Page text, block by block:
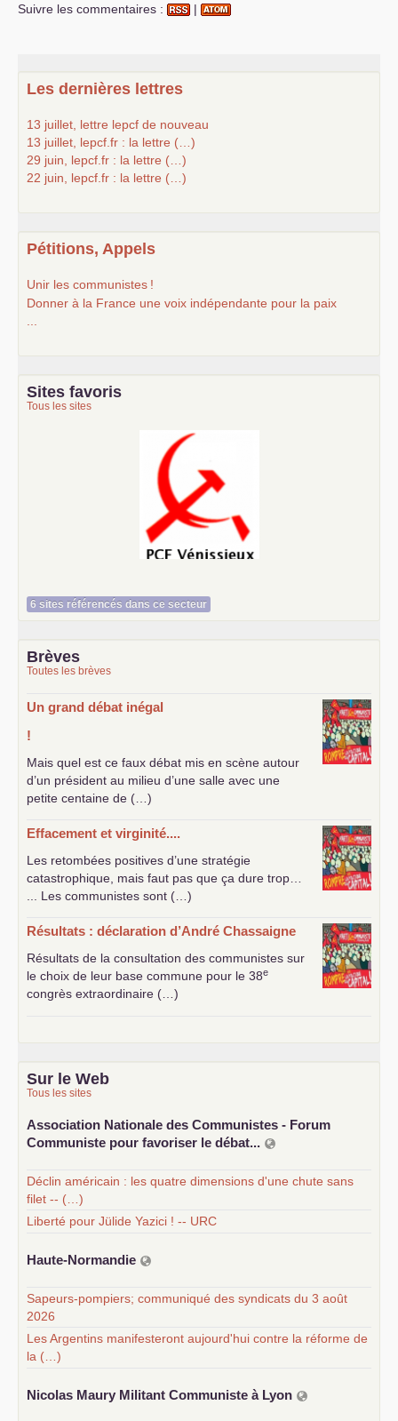
Suivre les commentaires : |
Les dernières lettres
13 juillet, lettre lepcf de nouveau
13 juillet, lepcf.fr : la lettre (…)
29 juin, lepcf.fr : la lettre (…)
22 juin, lepcf.fr : la lettre (…)
Pétitions, Appels
Unir les communistes !
Donner à la France une voix indépendante pour la paix
Sites favoris
Tous les sites
Le Vénissian
6 sites référencés dans ce secteur
Brèves
Toutes les brèves
Un grand débat inégal
!
Mais quel est ce faux débat mis en scène autour
d’un président au milieu d’une salle avec une
petite centaine de (…)
Effacement et virginité....
Les retombées positives d’une stratégie
catastrophique, mais faut pas que ça dure trop…
... Les communistes sont (…)
Résultats : déclaration d’André Chassaigne
Résultats de la consultation des communistes sur
le choix de leur base commune pour le 38e
congrès extraordinaire (…)
Sur le Web
Tous les sites
Association Nationale des Communistes - Forum
Communiste pour favoriser le débat...
Déclin américain : les quatre dimensions d'une chute sans
filet -- (…)
Liberté pour Jülide Yazici ! -- URC
Haute-Normandie
Sapeurs-pompiers; communiqué des syndicats du 3 août
2026
Les Argentins manifesteront aujourd'hui contre la réforme de
la (…)
Nicolas Maury Militant Communiste à Lyon